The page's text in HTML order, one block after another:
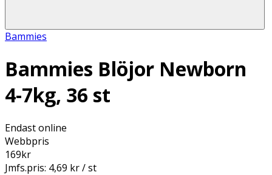
Bammies
Bammies Blöjor Newborn
4-7kg, 36 st
Endast online
Webbpris
169kr
Jmfs.pris: 4,69 kr / st